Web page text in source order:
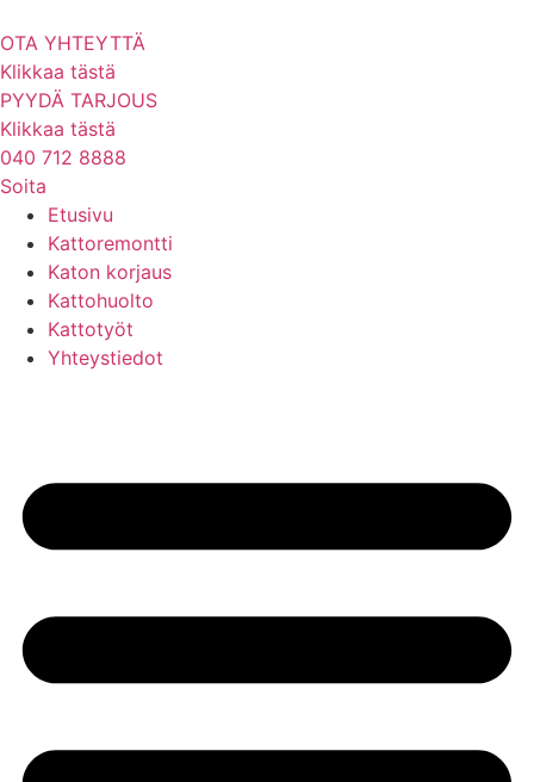
sisältöön
OTA YHTEYTTÄ
Klikkaa tästä
PYYDÄ TARJOUS
Klikkaa tästä
040 712 8888
Soita
Etusivu
Kattoremontti
Katon korjaus
Kattohuolto
Kattotyöt
Yhteystiedot